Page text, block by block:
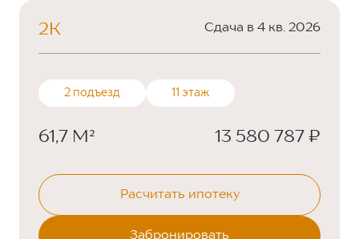
2К Сдача в 4 кв. 2026
2 подъезд 11 этаж
61,7 М² 13 580 787 ₽
Расчитать ипотеку
Забронировать